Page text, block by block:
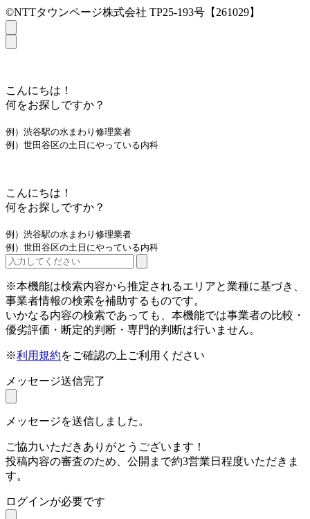
©NTTタウンページ株式会社 TP25-193号【261029】
こんにちは！
何をお探しですか？
例）渋谷駅の水まわり修理業者
例）世田谷区の土日にやっている内科
こんにちは！
何をお探しですか？
例）渋谷駅の水まわり修理業者
例）世田谷区の土日にやっている内科
※本機能は検索内容から推定されるエリアと業種に基づき、
事業者情報の検索を補助するものです。
いかなる内容の検索であっても、本機能では事業者の比較・
優劣評価・断定的判断・専門的判断は行いません。
※利用規約をご確認の上ご利用ください
メッセージ送信完了
メッセージを送信しました。
ご協力いただきありがとうございます！
投稿内容の審査のため、公開まで約3営業日程度いただきま
す。
ログインが必要です